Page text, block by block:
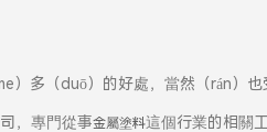
）多（duō）的好處，當然（rán）
，專門從事金屬塗料這個行業的相關工